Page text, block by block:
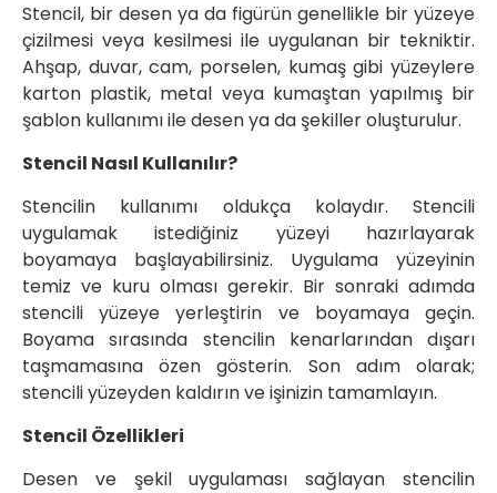
Stencil, bir desen ya da figürün genellikle bir yüzeye
çizilmesi veya kesilmesi ile uygulanan bir tekniktir.
Ahşap, duvar, cam, porselen, kumaş gibi yüzeylere
karton plastik, metal veya kumaştan yapılmış bir
şablon kullanımı ile desen ya da şekiller oluşturulur.
Stencil Nasıl Kullanılır?
Stencilin kullanımı oldukça kolaydır. Stencili
uygulamak istediğiniz yüzeyi hazırlayarak
boyamaya başlayabilirsiniz. Uygulama yüzeyinin
temiz ve kuru olması gerekir. Bir sonraki adımda
stencili yüzeye yerleştirin ve boyamaya geçin.
Boyama sırasında stencilin kenarlarından dışarı
taşmamasına özen gösterin. Son adım olarak;
stencili yüzeyden kaldırın ve işinizin tamamlayın.
Stencil Özellikleri
Desen ve şekil uygulaması sağlayan stencilin